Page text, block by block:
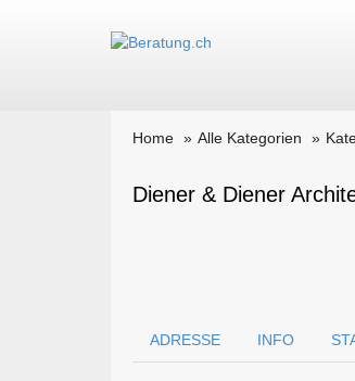
Home Alle Kategorien
Diener & Diener
ADRESSE INFO